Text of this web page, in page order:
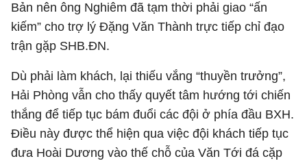
Bản nên ông Nghiêm đã tạm thời phải giao “ấn
kiếm” cho trợ lý Đặng Văn Thành trực tiếp chỉ đạo
trận gặp SHB.ĐN.
Dù phải làm khách, lại thiếu vắng “thuyền trưởng”,
Hải Phòng vẫn cho thấy quyết tâm hướng tới chiến
thắng để tiếp tục bám đuổi các đội ở phía đầu BXH.
Điều này được thể hiện qua việc đội khách tiếp tục
đưa Hoài Dương vào thế chỗ của Văn Tới đá cặp